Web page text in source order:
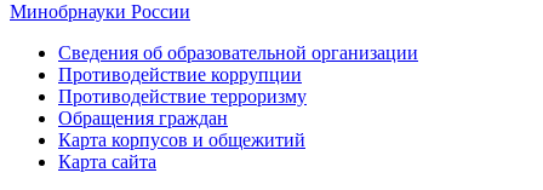
Минобрнауки России
Сведения об образовательной организации
Противодействие коррупции
Противодействие терроризму
Обращения граждан
Карта корпусов и общежитий
Карта сайта